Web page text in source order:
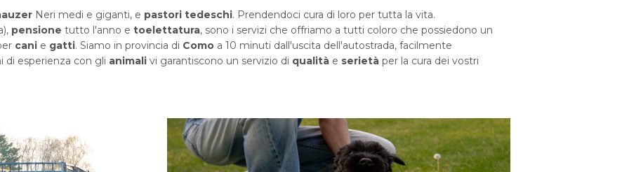
Neri medi e giganti, e pastori tedeschi. Prendendoci cura di loro per tutta la vita.
pensione tutto l'anno e toelettatura, sono i servizi che offriamo a tutti coloro che possiedono un
cani e gatti. Siamo in provincia di Como a 10 minuti dall'uscita dell'autostrada, facilmente
di esperienza con gli animali vi garantiscono un servizio di qualità e serietà per la cura dei vostri